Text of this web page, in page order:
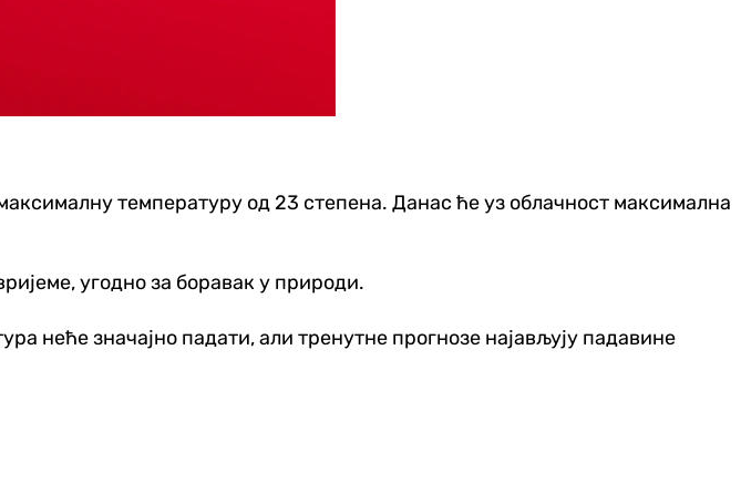
температуру од 23 степена. Данас ће уз облачност максимална
угодно за боравак у природи.
неће значајно падати, али тренутне прогнозе најављују падавине